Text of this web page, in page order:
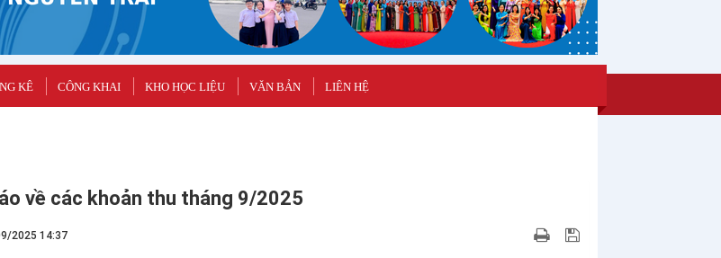
KÊ CÔNG KHAI KHO HỌC LIỆU VĂN BẢN LIÊN HỆ
về các khoản thu tháng 9/2025
2025 14:37